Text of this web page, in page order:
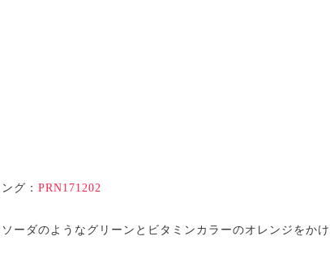
グ： PRN171202
ソーダのようなグリーンとビタミンカラーのオレンジを